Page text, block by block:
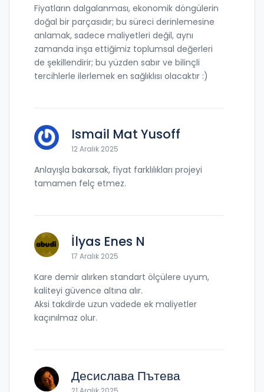
Fiyatların dalgalanması, ekonomik döngülerin
doğal bir parçasıdır; bu süreci derinlemesine
anlamak, sadece maliyetleri değil, aynı
zamanda inşa ettiğimiz toplumsal değerleri
de şekillendirir; bu yüzden sabır ve bilinçli
tercihlerle ilerlemek en sağlıklısı olacaktır :)
Ismail Mat Yusoff
12 Aralık 2025
Anlayışla bakarsak, fiyat farklılıkları projeyi
tamamen felç etmez.
İlyas Enes N
17 Aralık 2025
Kare demir alırken standart ölçülere uyum,
kaliteyi güvence altına alır.
Aksi takdirde uzun vadede ek maliyetler
kaçınılmaz olur.
Десислава Пътева